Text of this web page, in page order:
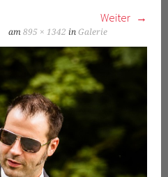
Weiter
am895 × 1342 inGalerie